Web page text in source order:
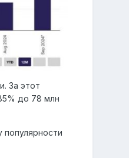
За этот
до 78 млн
популярности